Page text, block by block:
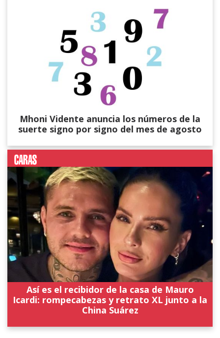
Mhoni Vidente anuncia los números de la
suerte signo por signo del mes de agosto
Así es el recibidor de la casa de Mauro
Icardi: rompecabezas y retrato XL junto a la
China Suárez